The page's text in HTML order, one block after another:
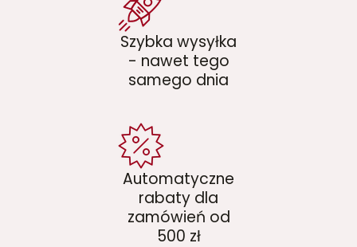
Szybka wysyłka
- nawet tego
samego dnia
Automatyczne
rabaty dla
zamówień od
500 zł